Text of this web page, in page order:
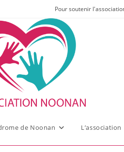
Pour soutenir
de Noonan L’association